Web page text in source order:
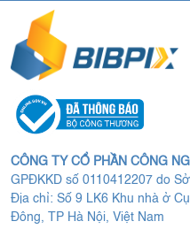
CÔNG TY CỔ PHẦN CÔNG
GPĐKKD số 0110412207 do
Địa chỉ: Số 9 LK6 Khu nhà ở
Đông, TP Hà Nội, Việt Nam